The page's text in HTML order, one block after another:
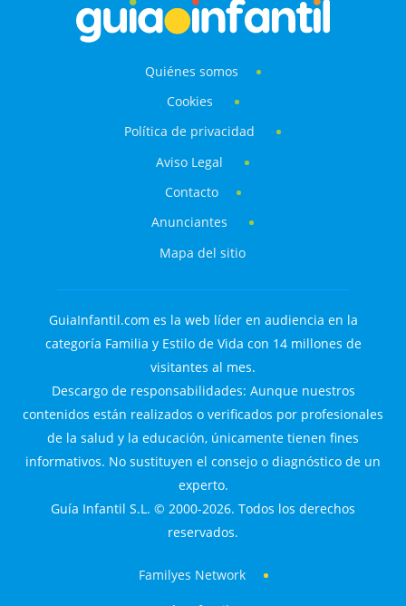
Quiénes somos
Cookies
Política de privacidad
Aviso Legal
Contacto
Anunciantes
Mapa del sitio
GuiaInfantil.com es la web líder en audiencia en la
categoría Familia y Estilo de Vida con 14 millones de
visitantes al mes.
Descargo de responsabilidades: Aunque nuestros
contenidos están realizados o verificados por profesionales
de la salud y la educación, únicamente tienen fines
informativos. No sustituyen el consejo o diagnóstico de un
experto.
Guía Infantil S.L. © 2000-2026. Todos los derechos
reservados.
Familyes Network